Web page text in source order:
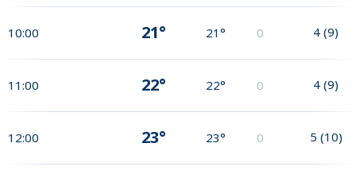
10:00 21° 21° 0 4 (9)
11:00 22° 22° 0 4 (9)
12:00 23° 23° 0 5 (10)